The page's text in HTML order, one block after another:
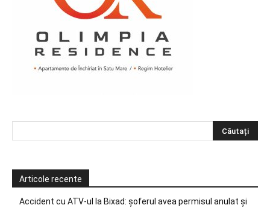
Articole recente
Accident cu ATV-ul la Bixad: șoferul avea permisul anulat și